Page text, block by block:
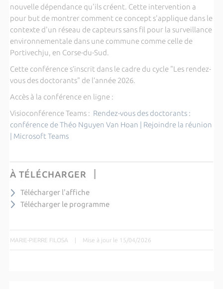
nouvelle dépendance qu'ils créent. Cette intervention a
pour but de montrer comment ce concept s'applique dans le
contexte d'un réseau de capteurs sans fil pour la surveillance
environnementale dans une commune comme celle de
Portivechju, en Corse-du-Sud.
Cette conférence s’inscrit dans le cadre du cycle "Les rendez-
vous des doctorants" de l’année 2026.
Accès à la conférence en ligne :
Visioconférence Teams : Rendez-vous des doctorants :
conférence de Théo Nguyen Van Hoan | Rejoindre la réunion
| Microsoft Teams
À TÉLÉCHARGER
Télécharger l'affiche
Télécharger le programme
MARIE-PIERRE FILOSA | Mise à jour le 15/04/2026